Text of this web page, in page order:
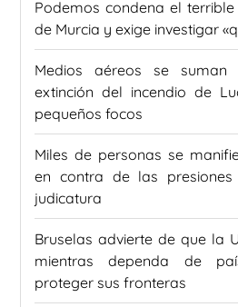
Podemos condena el
de Murcia y exige investigar
Medios aéreos se
extinción del incendio de
pequeños focos
Miles de personas se
en contra de las
judicatura
Bruselas advierte de que la
mientras dependa de
proteger sus fronteras